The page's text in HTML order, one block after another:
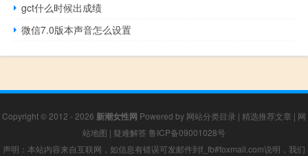
gct什么时候出成绩
微信7.0版本声音怎么设置
Copyright © 2012 - 2026 新潮女性网 Powered by 网站分类目录 | 精选推荐文章 | 网
站地图 | 疑难解答 鲁ICP备09001028号
声明：本站内容来自互联网，如信息有错误可发邮件到f_fb#foxmail.com说明，我们